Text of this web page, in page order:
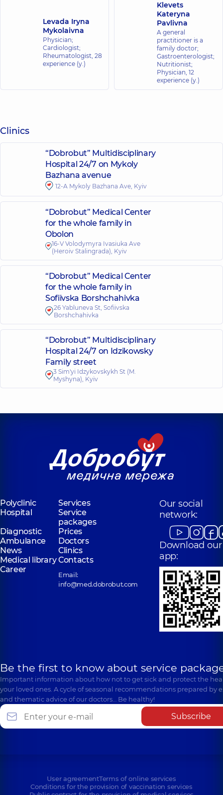
Levada Iryna
Mykolaivna
Physician;
Cardiologist;
Rheumatologist, 28
experience (y.)
Klevets
Kateryna
Pavlivna
A general
practitioner is a
family doctor;
Gastroenterologist;
Nutritionist;
Physician, 12
experience (y.)
Clinics
“Dobrobut” Multidisciplinary
Hospital 24/7 on Mykoly
Bazhana avenue
12-A Mykoly Bazhana Ave, Kyiv
“Dobrobut” Medical Center
for the whole family in
Obolon
16-V Volodymyra Ivasiuka Ave
(Heroiv Stalingrada), Kyiv
“Dobrobut” Medical Center
for the whole family in
Sofiivska Borshchahivka
26 Yabluneva St, Sofiivska
Borshchahivka
“Dobrobut” Multidisciplinary
Hospital 24/7 on Idzikowsky
Family street
3 Sim'yi Idzykovskykh St (M.
Myshyna), Kyiv
Polyclinic
Services
Hospital
Service
packages
Diagnostic
Prices
Ambulance
Doctors
News
Clinics
Medical libraryContacts
Career
Email:
info@med.dobrobut.com
Our social
network:
Download our
app:
Be the first to know about service
Important information about how not to get sick and protect the
your loved ones. A cycle of seasonal recommendations prepared by
and thematic advice of our doctors… Be healthy!
Subscribe
User agreementTerms of online services
Conditions for the provision of vaccination services